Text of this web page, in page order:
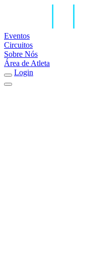
Eventos
Circuitos
Sobre Nós
Área de Atleta
Login